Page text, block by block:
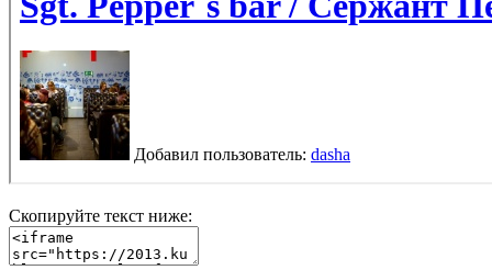
Скопируйте текст ниже: